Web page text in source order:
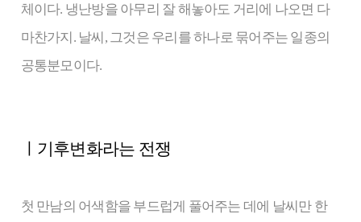
체이다. 냉난방을 아무리 잘 해놓아도 거리에 나오면 다
마찬가지. 날씨, 그것은 우리를 하나로 묶어주는 일종의
공통분모이다.
ㅣ기후변화라는 전쟁
첫 만남의 어색함을 부드럽게 풀어주는 데에 날씨만 한